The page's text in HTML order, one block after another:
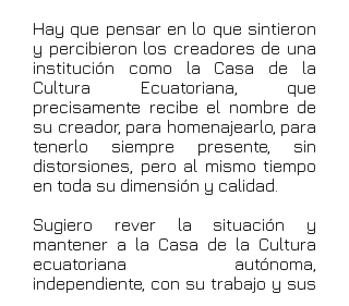
Hay que pensar en lo que sintieron
y percibieron los creadores de una
institución como la Casa de la
Cultura Ecuatoriana, que
precisamente recibe el nombre de
su creador, para homenajearlo, para
tenerlo siempre presente, sin
distorsiones, pero al mismo tiempo
en toda su dimensión y calidad.
Sugiero rever la situación y
mantener a la Casa de la Cultura
ecuatoriana autónoma,
independiente, con su trabajo y sus